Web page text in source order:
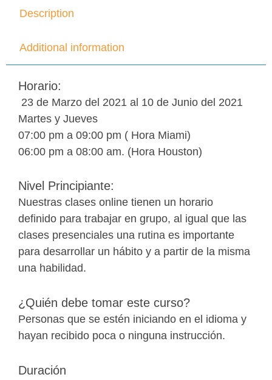
Description
Additional information
Horario:
23 de Marzo del 2021 al 10 de Junio del 2021
Martes y Jueves
07:00 pm a 09:00 pm ( Hora Miami)
06:00 pm a 08:00 am. (Hora Houston)
Nivel Principiante:
Nuestras clases online tienen un horario
definido para trabajar en grupo, al igual que las
clases presenciales una rutina es importante
para desarrollar un hábito y a partir de la misma
una habilidad.
¿Quién debe tomar este curso?
Personas que se estén iniciando en el idioma y
hayan recibido poca o ninguna instrucción.
Duración